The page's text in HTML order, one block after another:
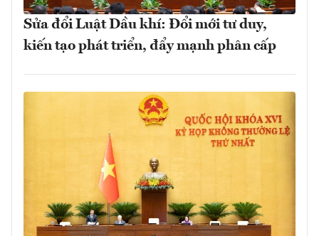
Sửa đổi Luật Dầu khí: Đổi mới tư duy,
kiến tạo phát triển, đẩy mạnh phân cấp